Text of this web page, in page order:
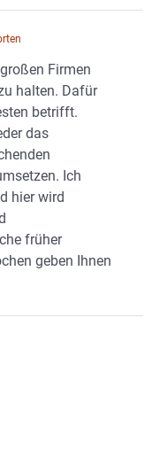
Firmen
halten. Dafür
betrifft.
das
Ich
hier wird
früher
geben Ihnen